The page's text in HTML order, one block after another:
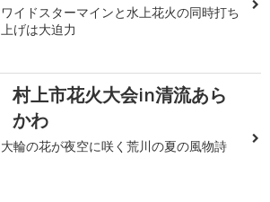
ワイドスターマインと水上花火の同時打ち
上げは大迫力
村上市花火大会in清流あら
かわ
大輪の花が夜空に咲く荒川の夏の風物詩